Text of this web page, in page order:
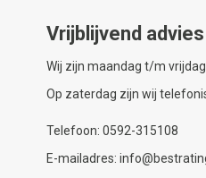
Vrijblijvend
Wij zijn maandag t/m
Op zaterdag zijn wij
Telefoon: 0592-315108
E-mailadres: